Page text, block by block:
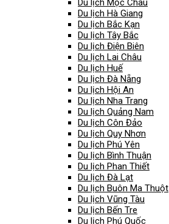
Du lịch Mộc Châu
Du lịch Hà Giang
Du lịch Bắc Kạn
Du lịch Tây Bắc
Du lịch Điện Biên
Du lịch Lai Châu
Du lịch Huế
Du lịch Đà Nẵng
Du lịch Hội An
Du lịch Nha Trang
Du lịch Quảng Nam
Du lịch Côn Đảo
Du lịch Quy Nhơn
Du lịch Phú Yên
Du lịch Bình Thuận
Du lịch Phan Thiết
Du lịch Đà Lạt
Du lịch Buôn Ma Thuột
Du lịch Vũng Tàu
Du lịch Bến Tre
Du lịch Phú Quốc